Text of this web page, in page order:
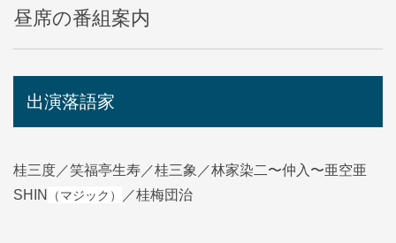
昼席の番組案内
出演落語家
桂三度／笑福亭生寿／桂三象／林家染二〜仲入〜亜空亜
SHIN
（マジック） ／桂梅団治